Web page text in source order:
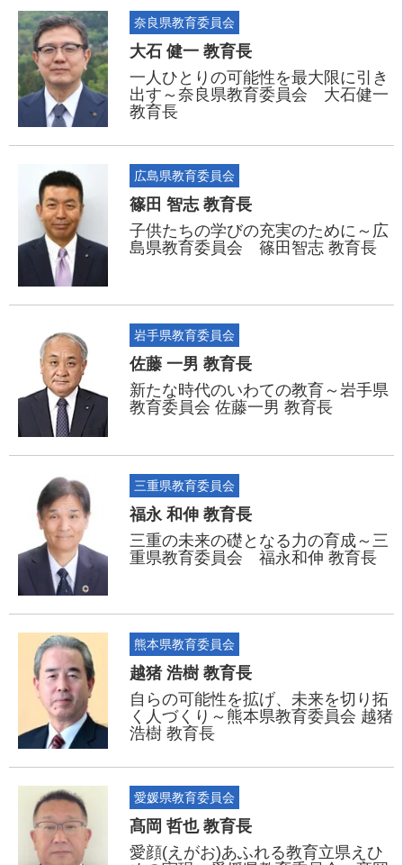
奈良県教育委員会
大石 健一 教育長
一人ひとりの可能性を最大限に引き
出す～奈良県教育委員会 大石健一
教育長
広島県教育委員会
篠田 智志 教育長
子供たちの学びの充実のために～広
島県教育委員会 篠田智志 教育長
岩手県教育委員会
佐藤 一男 教育長
新たな時代のいわての教育～岩手県
教育委員会 佐藤一男 教育長
三重県教育委員会
福永 和伸 教育長
三重の未来の礎となる力の育成～三
重県教育委員会 福永和伸 教育長
熊本県教育委員会
越猪 浩樹 教育長
自らの可能性を拡げ、未来を切り拓
く人づくり～熊本県教育委員会 越猪
浩樹 教育長
愛媛県教育委員会
髙岡 哲也 教育長
愛顔(えがお)あふれる教育立県えひ